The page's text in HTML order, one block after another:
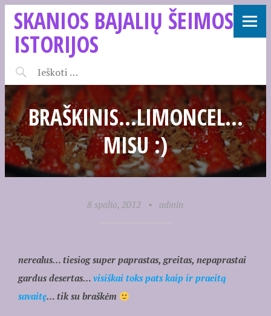
SKANIOS BAJALIŲ ŠEIMOS
ISTORIJOS
BRAŠKINIS…LIMONCEL…
MISU :)
8 spalio, 2012 • admin
nerealus… tiesiog super paprastas, greitas, nepaprastai
gardus desertas… visiškai toks pats kaip ir praeitą
savaitę… tik su braškėm